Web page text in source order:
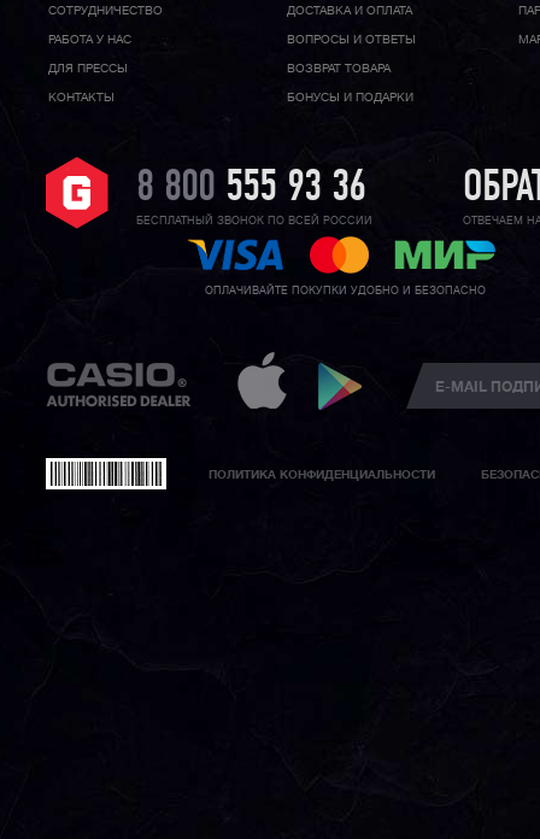
CОТРУДНИЧЕСТВО
РАБОТА У НАС
ДЛЯ ПРЕССЫ
КОНТАКТЫ
ДОСТАВКА И ОПЛАТА
ВОПРОСЫ И ОТВЕТЫ
ВОЗВРАТ ТОВАРА
БОНУСЫ И ПОДАРКИ
8 800 555 93 36
БЕСПЛАТНЫЙ ЗВОНОК ПО ВСЕЙ РОССИИ ОТВЕЧАЕМ
ОПЛАЧИВАЙТЕ ПОКУПКИ УДОБНО И БЕЗОПАСНО
ПОЛИТИКА КОНФИДЕНЦИАЛЬНОСТИ